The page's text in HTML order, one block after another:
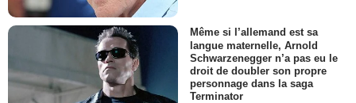
Même si l’allemand est sa
langue maternelle, Arnold
Schwarzenegger n’a pas eu le
droit de doubler son propre
personnage dans la saga
Terminator